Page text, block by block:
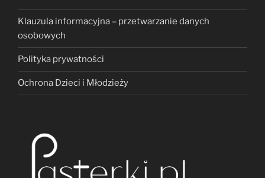
Klauzula informacyjna – przetwarzanie danych
osobowych
Polityka prywatności
Ochrona Dzieci i Młodzieży